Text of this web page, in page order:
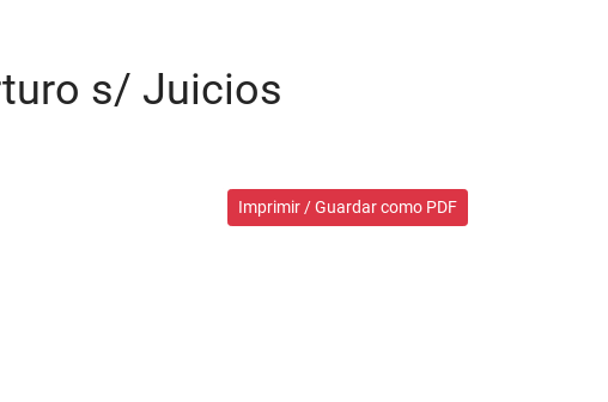
s/ Juicios
Imprimir / Guardar como PDF